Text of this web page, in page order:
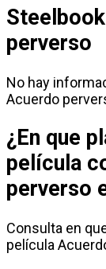
perverso
No hay
Acuerdo
¿En que
película
perverso
Consulta en
película